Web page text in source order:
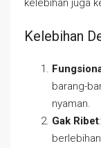
kelebihan juga
Kelebihan
barang-
nyaman.
Gak Ribet